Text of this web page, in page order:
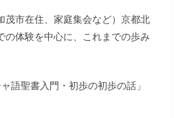
市在住、家庭集会など）京都北
の体験を中心に、これまでの歩み
語聖書入門・初歩の初歩の話」